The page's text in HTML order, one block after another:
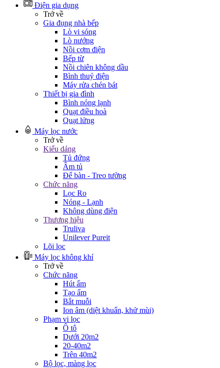
Điện gia dụng
Trở về
Gia đụng nhà bếp
Lò vi sóng
Lò nướng
Nồi cơm điện
Bếp từ
Nồi chiên không dầu
Bình thuỷ điện
Máy rửa chén bát
Thiết bị gia đình
Bình nóng lạnh
Quạt điều hoà
Quạt lửng
Máy lọc nước
Trở về
Kiểu dáng
Tủ đứng
Âm tủ
Để bàn - Treo tường
Chức năng
Lọc Ro
Nóng - Lạnh
Không dùng điện
Thương hiệu
Truliva
Unilever Pureit
Lõi lọc
Máy lọc không khí
Trở về
Chức năng
Hút ẩm
Tạo ẩm
Bắt muỗi
Ion âm (diệt khuẩn, khử mùi)
Phạm vi lọc
Ô tô
Dưới 20m2
20-40m2
Trên 40m2
Bộ lọc, màng lọc